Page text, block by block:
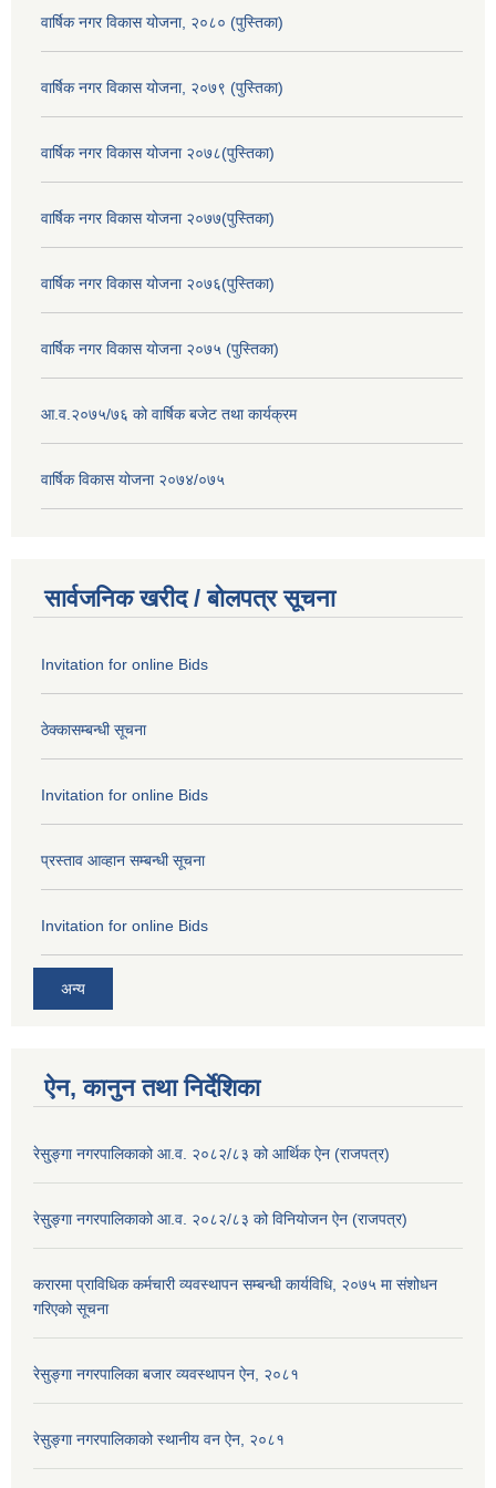
वार्षिक नगर विकास योजना, २०८० (पुस्तिका)
वार्षिक नगर विकास योजना, २०७९ (पुस्तिका)
वार्षिक नगर विकास योजना २०७८(पुस्तिका)
वार्षिक नगर विकास योजना २०७७(पुस्तिका)
वार्षिक नगर विकास योजना २०७६(पुस्तिका)
वार्षिक नगर विकास योजना २०७५ (पुस्तिका)
आ.व.२०७५/७६ को वार्षिक बजेट तथा कार्यक्रम
वार्षिक विकास योजना २०७४/०७५
सार्वजनिक खरीद / बोलपत्र सूचना
Invitation for online Bids
ठेक्कासम्बन्धी सूचना
Invitation for online Bids
प्रस्ताव आव्हान सम्बन्धी सूचना
Invitation for online Bids
अन्य
ऐन, कानुन तथा निर्देशिका
रेसु्ङ्गा नगरपालिकाको आ.व. २०८२/८३ को आर्थिक ऐन (राजपत्र)
रेसु्ङ्गा नगरपालिकाको आ.व. २०८२/८३ को विनियोजन ऐन (राजपत्र)
करारमा प्राविधिक कर्मचारी व्यवस्थापन सम्बन्धी कार्यविधि, २०७५ मा संशोधन
गरिएको सूचना
रेसुङ्गा नगरपालिका बजार व्यवस्थापन ऐन, २०८१
रेसुङ्गा नगरपालिकाको स्थानीय वन ऐन, २०८१